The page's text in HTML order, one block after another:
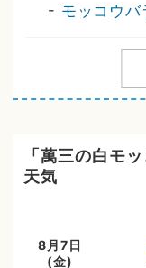
- モッコウバ
「萬三の白モ
天気
8月7日
(金)